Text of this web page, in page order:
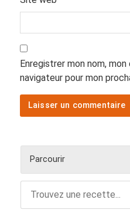
Enregistrer mon nom,
navigateur pour mon
Parcourir